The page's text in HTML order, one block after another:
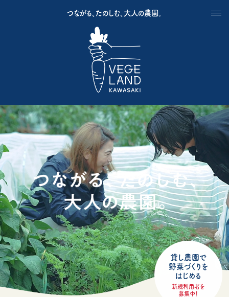
つながる、たのしむ、大人の農園。
貸し農園で
野菜づくりを
はじめる
新規利用者を
募集中！